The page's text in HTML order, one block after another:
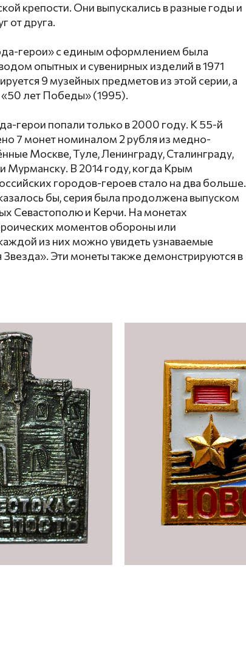
крепости. Они выпускались в разные годы и
от друга.
герои» с единым оформлением была
опытных и сувенирных изделий в 1971
9 музейных предметов из этой серии, а
лет Победы» (1995).
герои попали только в 2000 году. К 55-й
7 монет номиналом 2 рубля из медно-
Москве, Туле, Ленинграду, Сталинграду,
Мурманску. В 2014 году, когда Крым
городов-героев стало на два больше.
бы, серия была продолжена выпуском
Севастополю и Керчи. На монетах
моментов обороны или
из них можно увидеть узнаваемые
Эти монеты также демонстрируются в